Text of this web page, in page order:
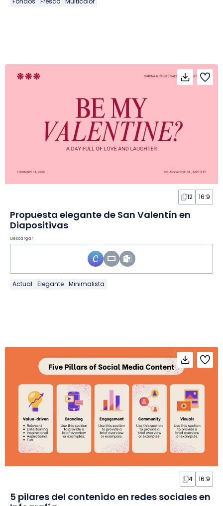
12 16:9
Propuesta elegante de San Valentín en
Diapositivas
Descargar
Actual Elegante Minimalista
4 16:9
5 pilares del contenido en redes sociales en